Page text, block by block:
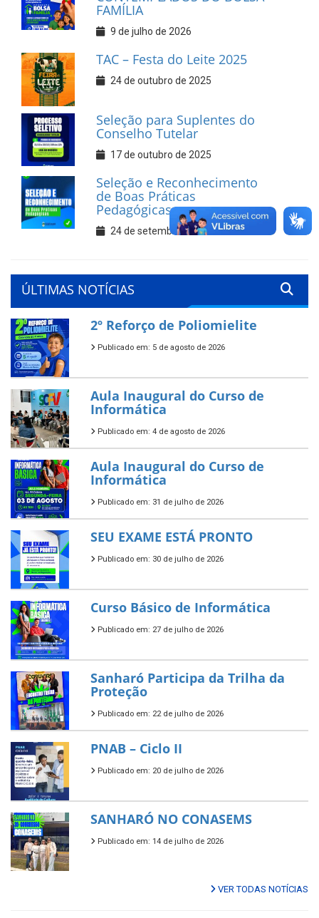
FAMÍLIA
9 de julho de 2026
TAC – Festa do Leite 2025
24 de outubro de 2025
Seleção para Suplentes do
Conselho Tutelar
17 de outubro de 2025
Seleção e Reconhecimento
de Boas Práticas
Pedagógicas
24 de setembro de 2025
ÚLTIMAS NOTÍCIAS
2º Reforço de Poliomielite
Publicado em: 5 de agosto de 2026
Aula Inaugural do Curso de
Informática
Publicado em: 4 de agosto de 2026
Aula Inaugural do Curso de
Informática
Publicado em: 31 de julho de 2026
SEU EXAME ESTÁ PRONTO
Publicado em: 30 de julho de 2026
Curso Básico de Informática
Publicado em: 27 de julho de 2026
Sanharó Participa da Trilha da
Proteção
Publicado em: 22 de julho de 2026
PNAB – Ciclo II
Publicado em: 20 de julho de 2026
SANHARÓ NO CONASEMS
Publicado em: 14 de julho de 2026
VER TODAS NOTÍCIAS